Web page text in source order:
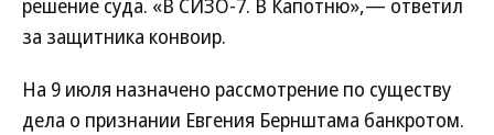
решение суда. «В СИЗО-7. В Капотню»,— ответил
за защитника конвоир.
На 9 июля назначено рассмотрение по существу
дела о признании Евгения Бернштама банкротом.